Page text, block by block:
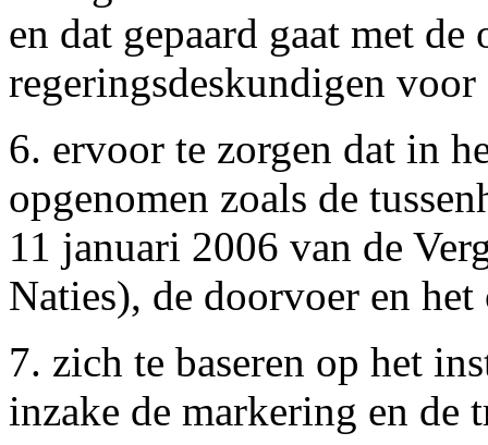
en dat gepaard gaat met
regeringsdeskundigen voor
6. ervoor te zorgen dat in
opgenomen zoals de
11 januari 2006 van de
Naties), de doorvoer en
7. zich te baseren op het
inzake de markering en de